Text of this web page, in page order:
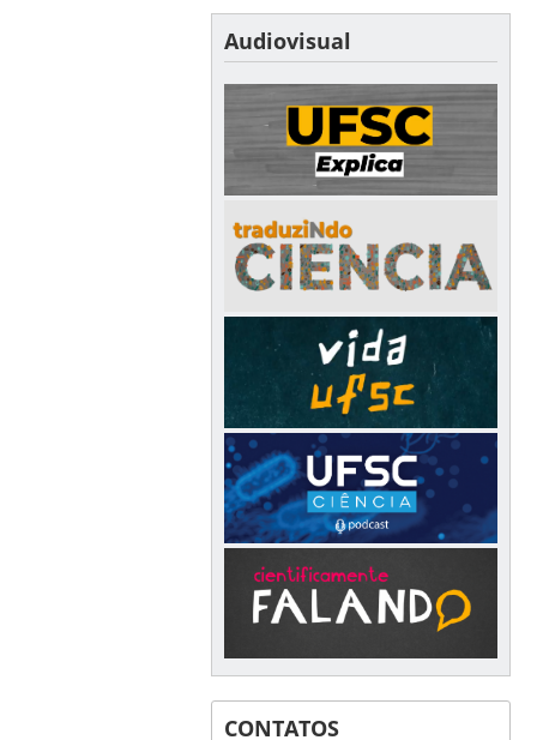
Audiovisual
CONTATOS